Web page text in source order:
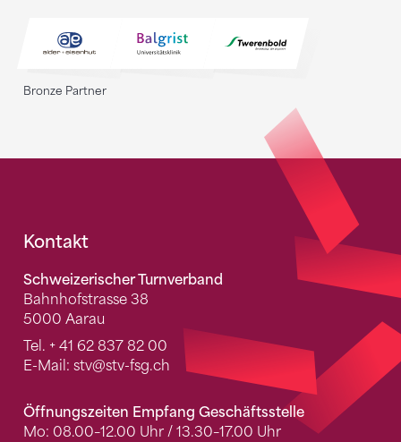
Bronze Partner
Fusszeile
Kontakt
Schweizerischer Turnverband
Bahnhofstrasse 38
5000 Aarau
Tel. + 41 62 837 82 00
E-Mail: stv@stv-fsg.ch
Öffnungszeiten Empfang Geschäftsstelle
Mo: 08.00–12.00 Uhr / 13.30–17.00 Uhr